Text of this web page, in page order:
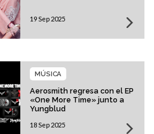
19 Sep 2025
Aerosmith regresa con el EP
«One More Time» junto a
Yungblud
MÚSICA
18 Sep 2025